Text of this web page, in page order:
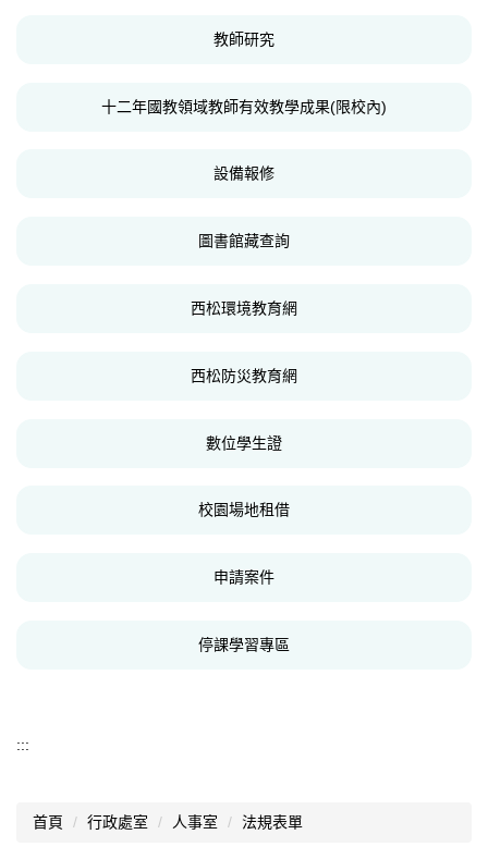
教師研究
十二年國教領域教師有效教學成果(限校內)
設備報修
圖書館藏查詢
西松環境教育網
西松防災教育網
數位學生證
校園場地租借
申請案件
停課學習專區
:::
首頁 行政處室 人事室 法規表單